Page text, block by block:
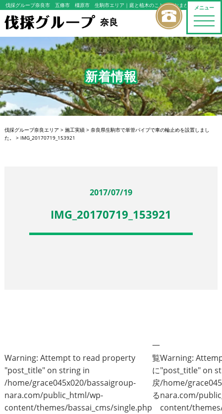
メニュー
toggle
伐採グループ奈良市 五條市 橿原市 生駒市エリア ｜庭と植木のことならおまかせください
奈良
新着情報
伐採グループ奈良エリア > 施工実績> 奈良県生駒市で単管パイプで車の輪止めを設置しまし
た。
> IMG_20170719_153921
2017/07/19
IMG_20170719_153921
Warning: Attempt to read property
"post_title" on string in
/home/grace045x020/bassaigroup-
nara.com/public_html/wp-
content/themes/bassai_cms/single.php
一
覧
に
戻
る
Warning:
"post_title" on
/home/
nara.com/
content/